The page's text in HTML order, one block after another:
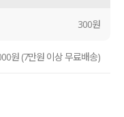
300원
원 (7만원 이상 무료배송)